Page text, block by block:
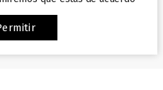
. Prohibida su copia. 2022